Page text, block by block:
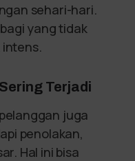
sehari-hari.
yang tidak
Terjadi
juga
penolakan,
Hal ini bisa